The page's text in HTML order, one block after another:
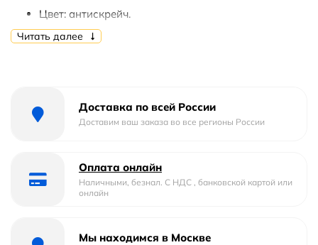
Цвет: антискрейч.
Корпус и фасад: МДФ, пленка.
Отделения: 2 выдвижных ящика.
В комплекте поставки:
Читать далее
Доставка по всей России
Доставим ваш заказа во все регионы России
Оплата онлайн
Наличными, безнал. С НДС , банковской картой или
онлайн
Мы находимся в Москве